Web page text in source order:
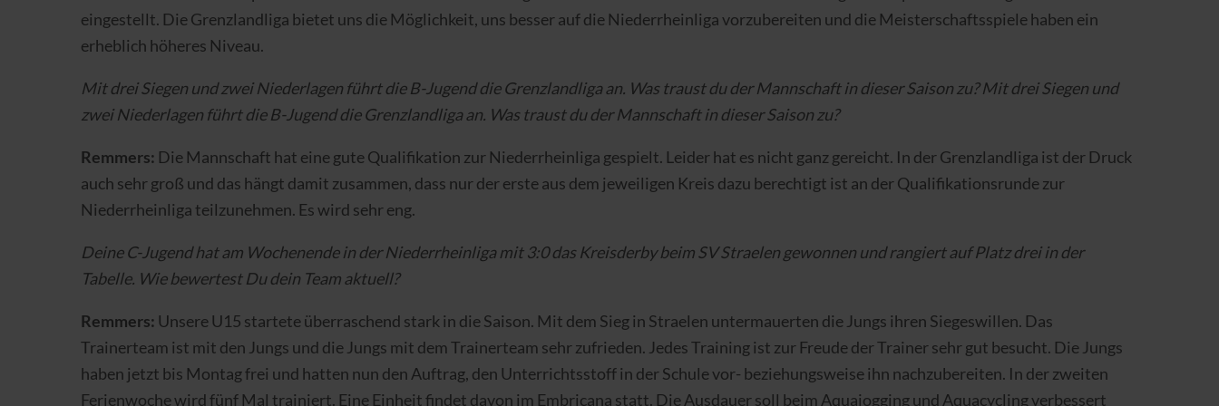
eingestellt. Die Grenzlandliga bietet uns die Möglichkeit, uns besser auf die Niederrheinliga vorzubereiten und die Meisterschaftsspiele haben ein
erheblich höheres Niveau.
Mit drei Siegen und zwei Niederlagen führt die B-Jugend die Grenzlandliga an. Was traust du der Mannschaft in dieser Saison zu? Mit drei Siegen und
zwei Niederlagen führt die B-Jugend die Grenzlandliga an. Was traust du der Mannschaft in dieser Saison zu?
Remmers: Die Mannschaft hat eine gute Qualifikation zur Niederrheinliga gespielt. Leider hat es nicht ganz gereicht. In der Grenzlandliga ist der Druck
auch sehr groß und das hängt damit zusammen, dass nur der erste aus dem jeweiligen Kreis dazu berechtigt ist an der Qualifikationsrunde zur
Niederrheinliga teilzunehmen. Es wird sehr eng.
Deine C-Jugend hat am Wochenende in der Niederrheinliga mit 3:0 das Kreisderby beim SV Straelen gewonnen und rangiert auf Platz drei in der
Tabelle. Wie bewertest Du dein Team aktuell?
Remmers: Unsere U15 startete überraschend stark in die Saison. Mit dem Sieg in Straelen untermauerten die Jungs ihren Siegeswillen. Das
Trainerteam ist mit den Jungs und die Jungs mit dem Trainerteam sehr zufrieden. Jedes Training ist zur Freude der Trainer sehr gut besucht. Die Jungs
haben jetzt bis Montag frei und hatten nun den Auftrag, den Unterrichtsstoff in der Schule vor- beziehungsweise ihn nachzubereiten. In der zweiten
Ferienwoche wird fünf Mal trainiert. Eine Einheit findet davon im Embricana statt. Die Ausdauer soll beim Aquajogging und Aquacycling verbessert